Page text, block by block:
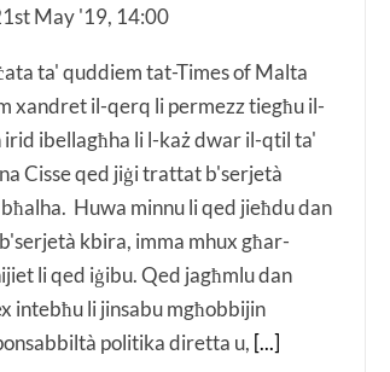
May '19, 14:00
ta' quddiem tat-Times of Malta
xandret il-qerq li permezz tiegħu il-
irid ibellagħha li l-każ dwar il-qtil ta'
Cisse qed jiġi trattat b'serjetà
Huwa minnu li qed jieħdu dan
kbira, imma mhux għar-
li qed iġibu. Qed jagħmlu dan
intebħu li jinsabu mgħobbijin
politika diretta u, [...]